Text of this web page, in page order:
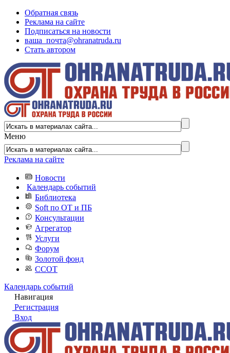
Обратная связь
Реклама на сайте
Подписаться на новости
ваша_почта@ohranatruda.ru
Стать автором
Меню
Реклама на сайте
Новости
Календарь событий
Библиотека
Soft по ОТ и ПБ
Консультации
Агрегатор
Услуги
Форум
Золотой фонд
ССОТ
Календарь событий
Навигация
Регистрация
Вход